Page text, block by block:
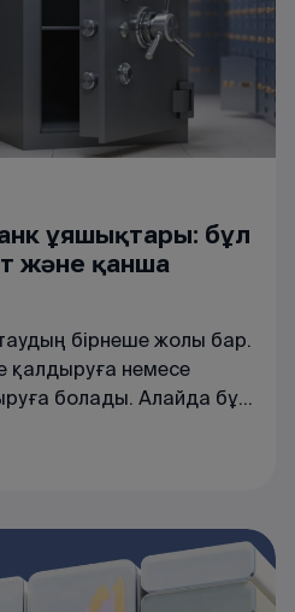
ұяшықтары: бұл
және қанша
бірнеше жолы бар.
немесе
болады. Алайда бұл
адамдар әрдайым